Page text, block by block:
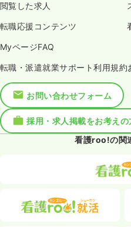
閲覧した求人
転職応援コンテンツ
MyページFAQ
転職・派遣就業サポート利用規
お問い合わせフォーム
採用・求人掲載をお考えの
看護roo!の関